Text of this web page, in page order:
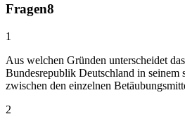
Fragen8
1
Aus welchen Gründen unterscheidet
Bundesrepublik Deutschland in seinem
zwischen den einzelnen
2